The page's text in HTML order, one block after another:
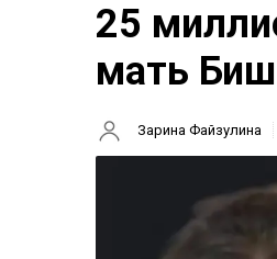
25
мать
Зарина Файзулина